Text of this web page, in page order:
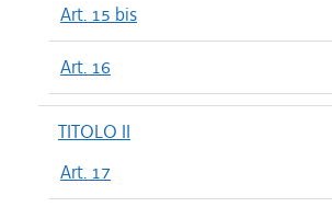
Art. 15 bis
Art. 16
TITOLO II
Art. 17